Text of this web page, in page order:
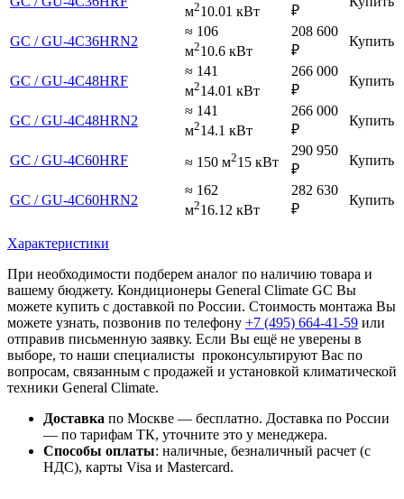
м210.01 кВт
₽
GC / GU-4C36HRN2
≈ 106
м210.6 кВт
208 600
₽
Купить
GC / GU-4C48HRF
≈ 141
м214.01 кВт
266 000
₽
Купить
GC / GU-4C48HRN2
≈ 141
м214.1 кВт
266 000
₽
Купить
GC / GU-4C60HRF ≈ 150 м215 кВт
290 950
₽
Купить
GC / GU-4C60HRN2
≈ 162
м216.12 кВт
282 630
₽
Купить
Характеристики
При необходимости подберем аналог по наличию товара и
вашему бюджету. Кондиционеры General Climate GC Вы
можете купить с доставкой по России. Стоимость монтажа Вы
можете узнать, позвонив по телефону +7 (495) 664-41-59 или
отправив письменную заявку. Если Вы ещё не уверены в
выборе, то наши специалисты проконсультируют Вас по
вопросам, связанным с продажей и установкой климатической
техники General Climate.
Доставка по Москве — бесплатно. Доставка по России
— по тарифам ТК, уточните это у менеджера.
Способы оплаты: наличные, безналичный расчет (с
НДС), карты Visa и Mastercard.